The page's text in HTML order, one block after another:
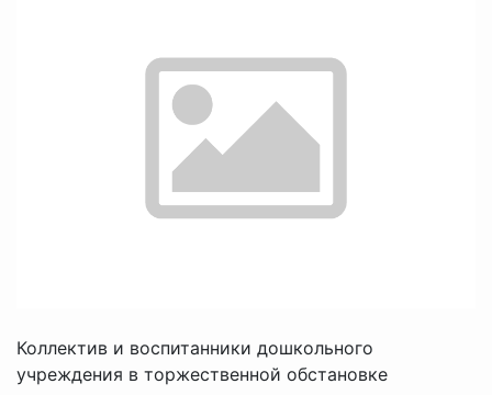
Коллектив и воспитанники дошкольного
учреждения в торжественной обстановке